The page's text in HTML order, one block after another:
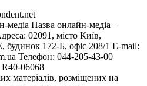
медіа Назва онлайн-медіа –
02091, місто Київ,
172-Б, офіс 208/1 E-mail:
Телефон: 044-205-43-00
R40-06068
матеріалів, розміщених на